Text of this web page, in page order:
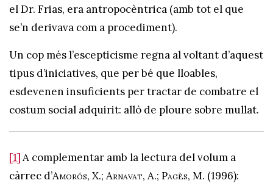
el Dr. Frias, era antropocèntrica (amb tot el que
se’n derivava com a procediment).
Un cop més l’escepticisme regna al voltant d’aquest
tipus d’iniciatives, que per bé que lloables,
esdevenen insuficients per tractar de combatre el
costum social adquirit: allò de ploure sobre mullat.
[1]A complementar amb la lectura del volum a
càrrec d’Amorós, X.; Arnavat, A.; Pagès, M. (1996):